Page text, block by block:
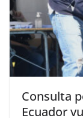
Consulta
Ecuador